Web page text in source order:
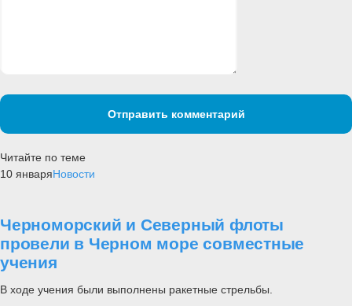
Отправить комментарий
Читайте по теме
10 январяНовости
Черноморский и Северный флоты
провели в Черном море совместные
учения
В ходе учения были выполнены ракетные стрельбы.